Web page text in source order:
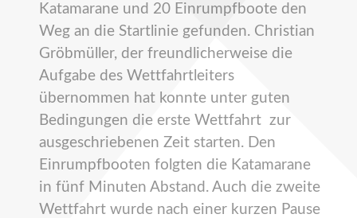
Katamarane und 20 Einrumpfboote den
Weg an die Startlinie gefunden. Christian
Gröbmüller, der freundlicherweise die
Aufgabe des Wettfahrtleiters
übernommen hat konnte unter guten
Bedingungen die erste Wettfahrt zur
ausgeschriebenen Zeit starten. Den
Einrumpfbooten folgten die Katamarane
in fünf Minuten Abstand. Auch die zweite
Wettfahrt wurde nach einer kurzen Pause